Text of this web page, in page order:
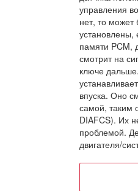
управления
нет, то может
установлены,
памяти PCM,
смотрит на
ключе
впуска. Оно
самой, таким
DIAFCS). Их
проблемой.
двигателя/